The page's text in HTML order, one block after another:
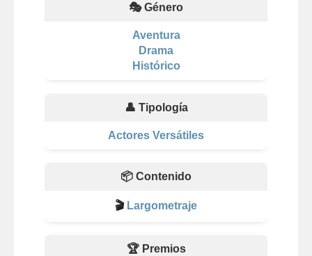
🎭 Género
Aventura
Drama
Histórico
👤 Tipología
Actores Versátiles
📦 Contenido
🎬 Largometraje
🏆 Premios